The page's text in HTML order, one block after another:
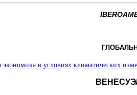
экономика в условиях климатических